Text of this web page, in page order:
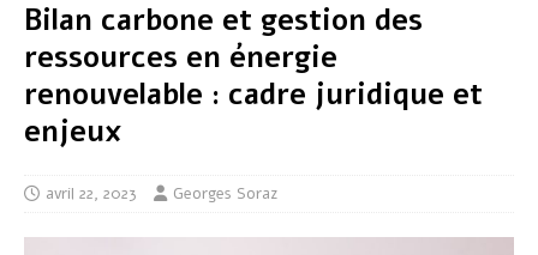
Bilan carbone et gestion des
ressources en énergie
renouvelable : cadre juridique et
enjeux
avril 22, 2023 Georges Soraz